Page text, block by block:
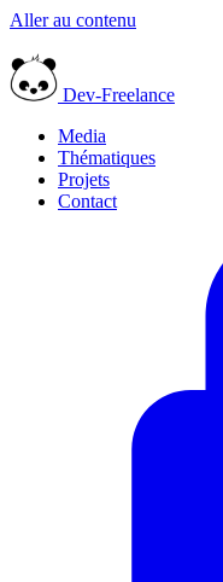
Aller au contenu
Dev-Freelance
Media
Thématiques
Projets
Contact